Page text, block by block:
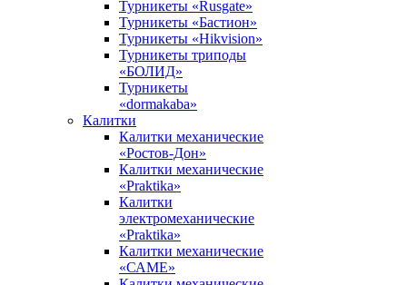
Турникеты «Rusgate»
Турникеты «Бастион»
Турникеты «Hikvision»
Турникеты триподы
«БОЛИД»
Турникеты
«dormakaba»
Калитки
Калитки механические
«Ростов-Дон»
Калитки механические
«Praktika»
Калитки
электромеханические
«Praktika»
Калитки механические
«САМЕ»